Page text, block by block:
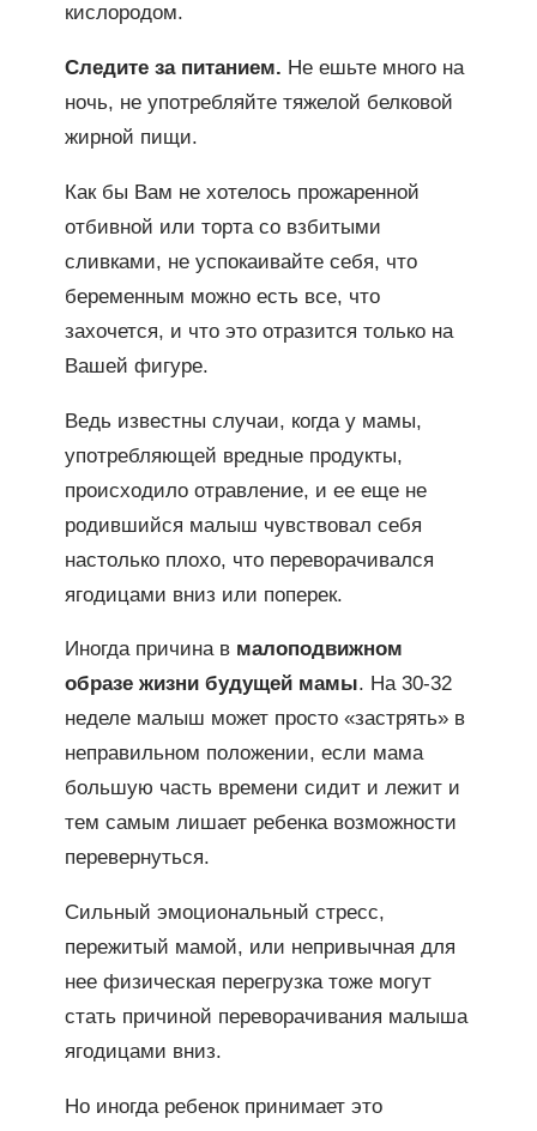
кислородом.
Следите за питанием. Не ешьте много на
ночь, не употребляйте тяжелой белковой
жирной пищи.
Как бы Вам не хотелось прожаренной
отбивной или торта со взбитыми
сливками, не успокаивайте себя, что
беременным можно есть все, что
захочется, и что это отразится только на
Вашей фигуре.
Ведь известны случаи, когда у мамы,
употребляющей вредные продукты,
происходило отравление, и ее еще не
родившийся малыш чувствовал себя
настолько плохо, что переворачивался
ягодицами вниз или поперек.
Иногда причина в малоподвижном
образе жизни будущей мамы. На 30-32
неделе малыш может просто «застрять» в
неправильном положении, если мама
большую часть времени сидит и лежит и
тем самым лишает ребенка возможности
перевернуться.
Сильный эмоциональный стресс,
пережитый мамой, или непривычная для
нее физическая перегрузка тоже могут
стать причиной переворачивания малыша
ягодицами вниз.
Но иногда ребенок принимает это